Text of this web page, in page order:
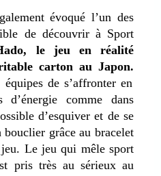
évoqué l’un des
de découvrir à Sport
le jeu en réalité
carton au Japon.
de s’affronter en
d’énergie comme dans
d’esquiver et de se
bouclier grâce au bracelet
jeu. Le jeu qui mêle sport
pris très au sérieux au